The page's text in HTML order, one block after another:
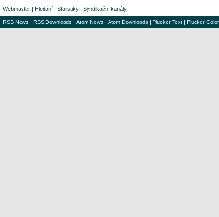
Webmaster | Hledání | Statistiky | Syndikační kanály
RSS News | RSS Downloads | Atom News | Atom Downloads | Plucker Text | Plucker Color